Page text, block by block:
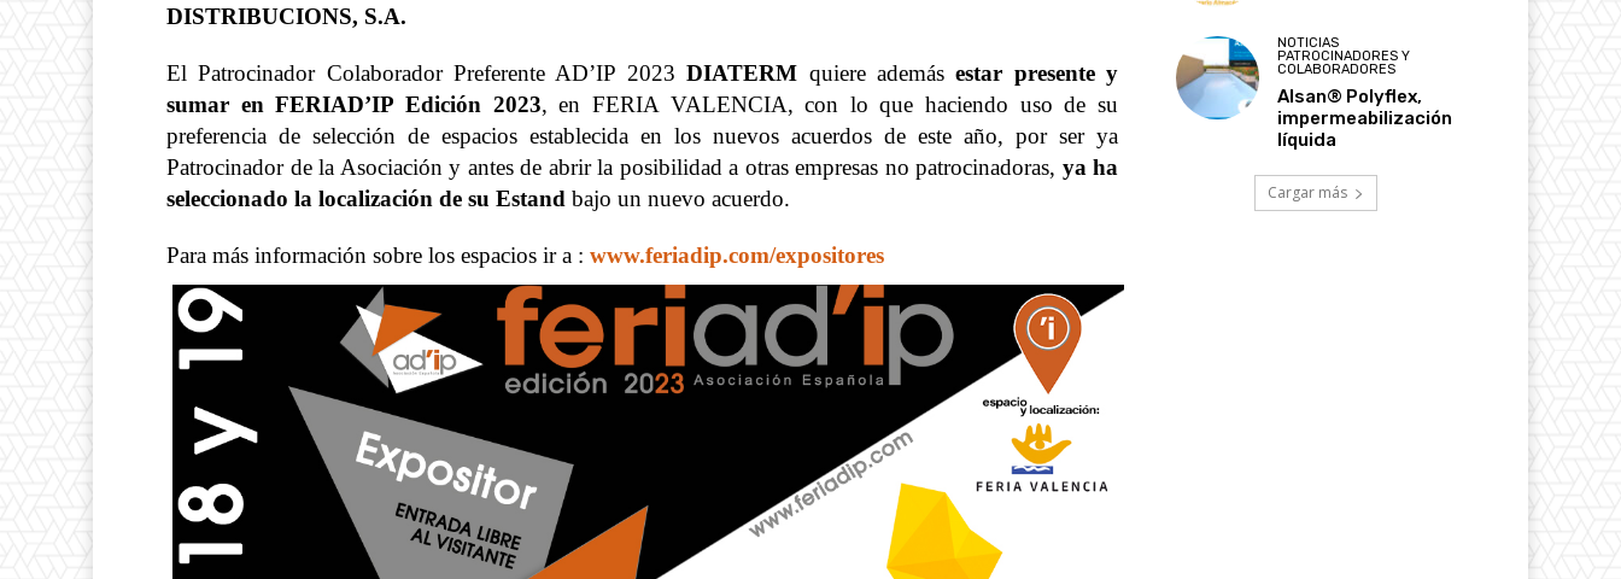
DISTRIBUCIONS, S.A.
El Patrocinador Colaborador Preferente AD’IP 2023DIATERM quiere ademásestar presente y
sumar en FERIAD’IP Edición 2023, en FERIA VALENCIA, con lo que haciendo uso de su
preferencia de selección de espacios establecida en los nuevos acuerdos de este año, por ser ya
Patrocinador de la Asociación y antes de abrir la posibilidad a otras empresas no patrocinadoras, ya ha
seleccionado la localización de su Estand bajo un nuevo acuerdo.
Para más información sobre los espacios ir a : www.feriadip.com/expositores
NOTICIAS
PATROCINADORES Y
COLABORADORES
Alsan® Polyflex,
impermeabilización
líquida
Cargar más